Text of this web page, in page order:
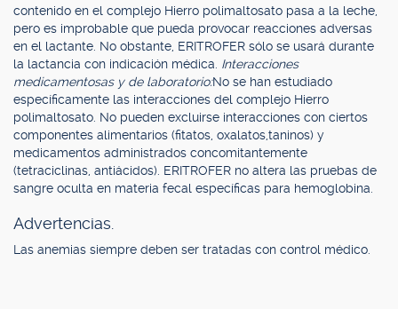
contenido en el complejo Hierro polimaltosato pasa a la leche,
pero es improbable que pueda provocar reacciones adversas
en el lactante. No obstante, ERITROFER sólo se usará durante
la lactancia con indicación médica. Interacciones
medicamentosas y de laboratorio:No se han estudiado
específicamente las interacciones del complejo Hierro
polimaltosato. No pueden excluirse interacciones con ciertos
componentes alimentarios (fitatos, oxalatos,taninos) y
medicamentos administrados concomitantemente
(tetraciclinas, antiácidos). ERITROFER no altera las pruebas de
sangre oculta en materia fecal específicas para hemoglobina.
Advertencias.
Las anemias siempre deben ser tratadas con control médico.